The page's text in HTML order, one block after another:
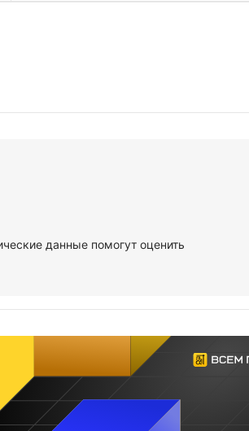
данные помогут оценить